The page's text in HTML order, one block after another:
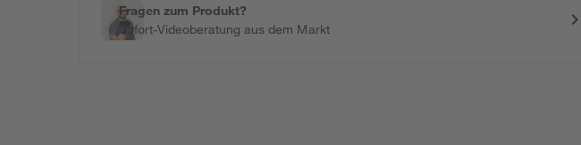
Fragen zum Produkt?
Sofort-Videoberatung aus dem Markt